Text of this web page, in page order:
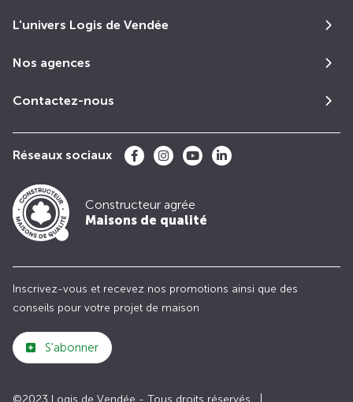
L'univers Logis de Vendée
Nos agences
Contactez-nous
Réseaux sociaux
Constructeur agrée
Maisons de qualité
Inscrivez-vous et recevez nos promotions ainsi que des
conseils pour votre projet de maison
S'abonner